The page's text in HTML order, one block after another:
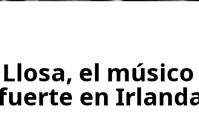
el músico
en